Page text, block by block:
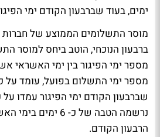
ימים, בעוד שברבעון הקודם ימי הפיגור
מוסר התשלומים הממוצע של
ברבעון הנוכחי, הוטב ביחס למוסר
מספר ימי הפיגור בין ימי האשראי
נרשמה הטבה של כ- 6
הרבעון הקודם.